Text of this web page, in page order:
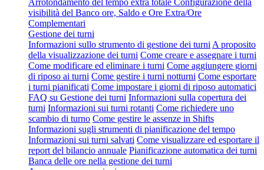
visibilità del Banco ore, Saldo e Ore Extra/Ore
Complementari
Gestione dei turni
Informazioni sullo strumento di gestione dei turni A proposito
della visualizzazione dei turni Come creare e assegnare i turni
Come modificare ed eliminare i turni Come aggiungere giorni
di riposo ai turni Come gestire i turni notturni Come esportare
i turni pianificati Come impostare i giorni di riposo automatici
FAQ su Gestione dei turni Informazioni sulla copertura dei
turni Informazioni sui turni rotanti Come richiedere uno
scambio di turno Come gestire le assenze in Shifts
Informazioni sugli strumenti di pianificazione del tempo
Informazioni sui turni salvati Come visualizzare ed esportare il
report del bilancio annuale Pianificazione automatica dei turni
Banca delle ore nella gestione dei turni